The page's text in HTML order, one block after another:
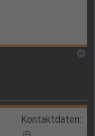
Kontaktdaten: